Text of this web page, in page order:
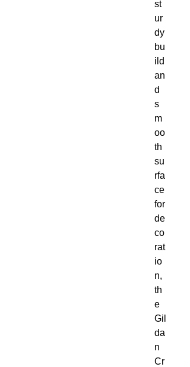
st
ur
dy
bu
ild
an
d
s
m
oo
th
su
rfa
ce
for
de
co
rat
io
n,
th
e
Gil
da
n
Cr